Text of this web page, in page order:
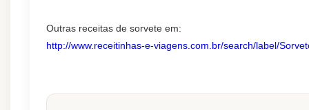
Outras receitas de sorvete em:
http://www.receitinhas-e-viagens.com.br/search/label/